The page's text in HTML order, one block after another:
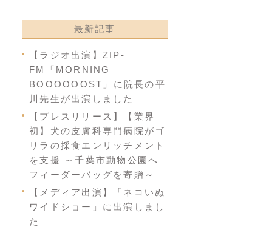
最新記事
【ラジオ出演】ZIP-
FM「MORNING
BOOOOOOST」に院長の平
川先生が出演しました
【プレスリリース】【業界
初】犬の皮膚科専門病院がゴ
リラの採食エンリッチメント
を支援 ～千葉市動物公園へ
フィーダーバッグを寄贈～
【メディア出演】「ネコいぬ
ワイドショー」に出演しまし
た